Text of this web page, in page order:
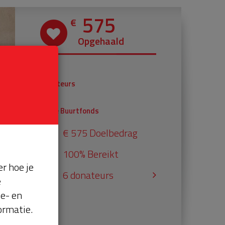
€ 575
Opgehaald
Donateurs
Univé Buurtfonds
€ 575 Doelbedrag
100% Bereikt
6 donateurs
hoe je
en